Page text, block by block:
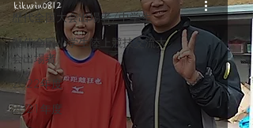
歴代全国大会出場者/中学生
歴代全国小学生陸上競技交流大
会出場者
2022年度
2021年度
kikurin0812